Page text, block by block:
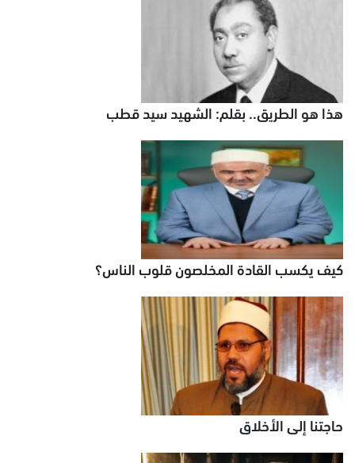
هذا هو الطريق.. بقلم: الشهيد سيد قطب
كيف يكسب القادة المخلصون قلوب الناس؟
حاجتنا إلى الأخلاق